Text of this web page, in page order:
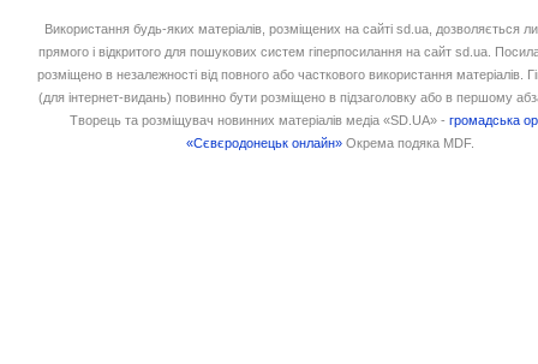
Використання будь-яких матеріалів, розміщених на сайті sd.ua, дозволяється
прямого і відкритого для пошукових систем гіперпосилання на сайт sd.ua.
розміщено в незалежності від повного або часткового використання матеріалів.
(для інтернет-видань) повинно бути розміщено в підзаголовку або в першому
Творець та розміщувач новинних матеріалів медіа «SD.UA» -громадська
«Сєвєродонецьк онлайн» Окрема подяка MDF.